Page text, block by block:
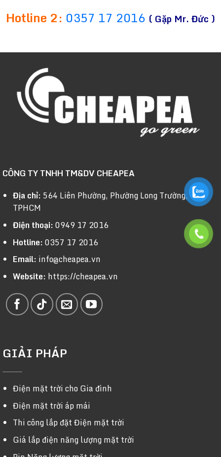
Hotline 2: 0357 17 2016 ( Gặp Mr. Đức )
CÔNG TY TNHH TM&DV CHEAPEA
Địa chỉ: 564 Liên Phường, Phường Long Trường,
TPHCM
Điện thoại:0949 17 2016
Hotline:0357 17 2016
Email: info@cheapea.vn
Website: https://cheapea.vn
GIẢI PHÁP
Điện mặt trời cho Gia đình
Điện mặt trời áp mái
Thi công lắp đặt Điện mặt trời
Giá lắp điện năng lượng mặt trời